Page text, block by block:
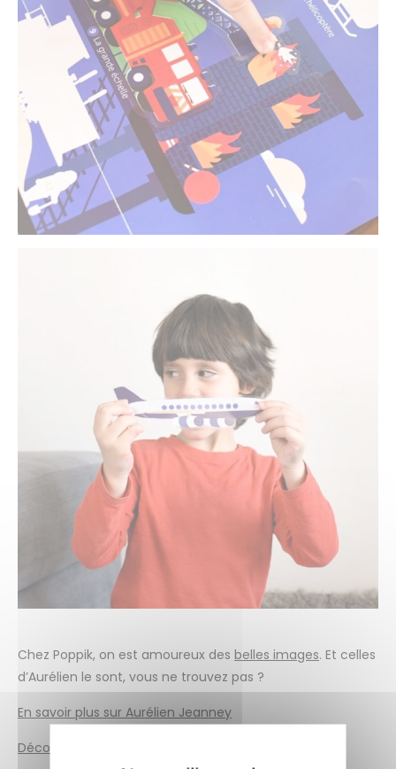
Chez Poppik, on est amoureux des belles images. Et celles
d’Aurélien le sont, vous ne trouvez pas ?
En savoir plus sur Aurélien Jeanney
Découvrir Maison tangible